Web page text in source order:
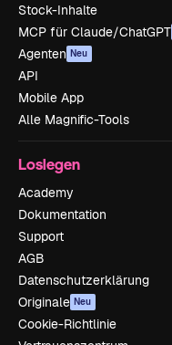
Stock-Inhalte
MCP für Claude/ChatGPT
Agenten Neu
API
Mobile App
Alle Magnific-Tools
Loslegen
Academy
Dokumentation
Support
AGB
Datenschutzerklärung
Originale Neu
Cookie-Richtlinie